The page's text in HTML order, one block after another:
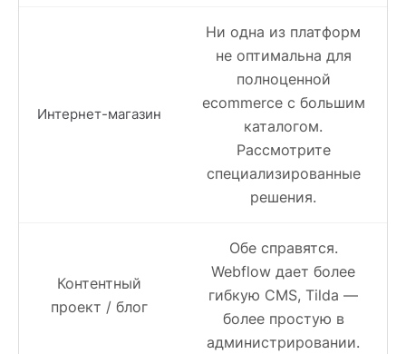
Интернет-магазин
Ни одна из платформ
не оптимальна для
полноценной
ecommerce с большим
каталогом.
Рассмотрите
специализированные
решения.
Контентный
проект / блог
Обе справятся.
Webflow дает более
гибкую CMS, Tilda —
более простую в
администрировании.